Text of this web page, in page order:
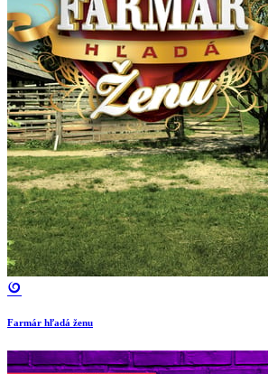
Farmár hľadá ženu